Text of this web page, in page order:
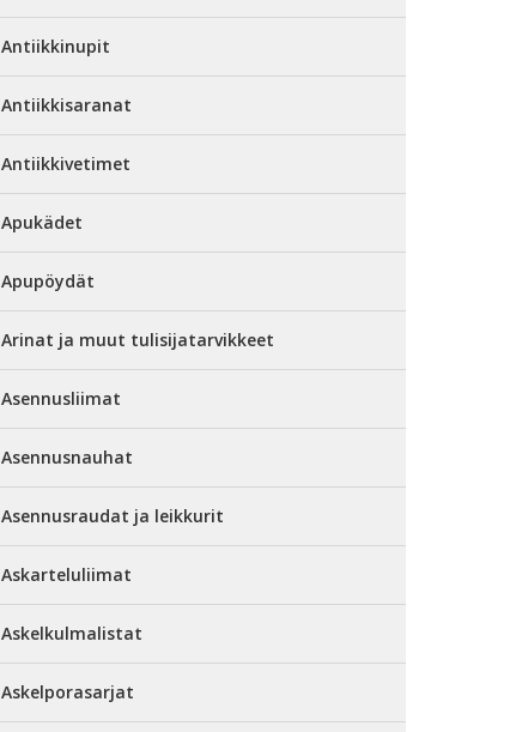
Antiikkinupit
Antiikkisaranat
Antiikkivetimet
Apukädet
Apupöydät
Arinat ja muut tulisijatarvikkeet
Asennusliimat
Asennusnauhat
Asennusraudat ja leikkurit
Askarteluliimat
Askelkulmalistat
Askelporasarjat